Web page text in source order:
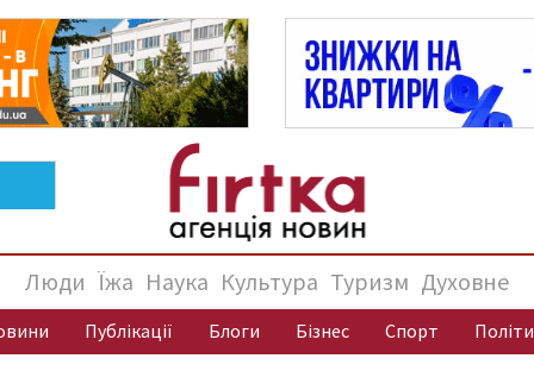
Люди Їжа Наука Культура Туризм Духовне
Публікації Блоги Бізнес Спорт